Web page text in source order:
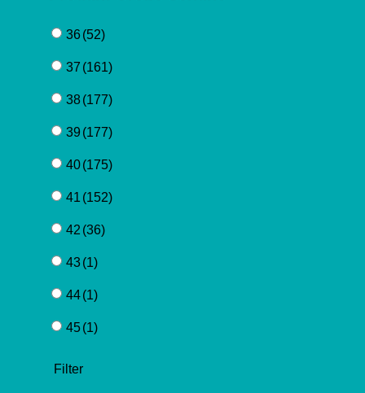
36(52)
37 (161)
38(177)
39 (177)
40(175)
41 (152)
42 (36)
43(1)
44(1)
45(1)
Filter